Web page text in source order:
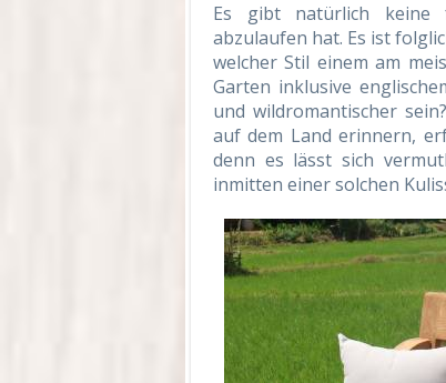
Es gibt natürlich keine
abzulaufen hat. Es ist
welcher Stil einem am
Garten inklusive
und wildromantischer
auf dem Land erinnern,
denn es lässt sich
inmitten einer solchen